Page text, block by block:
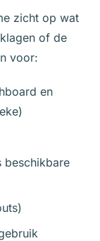
zicht op wat
of de
voor:
en
beschikbare